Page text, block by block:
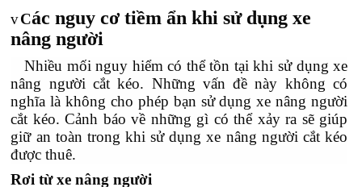
vCác nguy cơ tiềm ẩn khi sử dụng xe
nâng người
Nhiều mối nguy hiểm có thể tồn tại khi sử dụng xe
nâng người cắt kéo. Những vấn đề này không có
nghĩa là không cho phép bạn sử dụng xe nâng người
cắt kéo. Cảnh báo về những gì có thể xảy ra sẽ giúp
giữ an toàn trong khi sử dụng xe nâng người cắt kéo
được thuê.
Rơi từ xe nâng người